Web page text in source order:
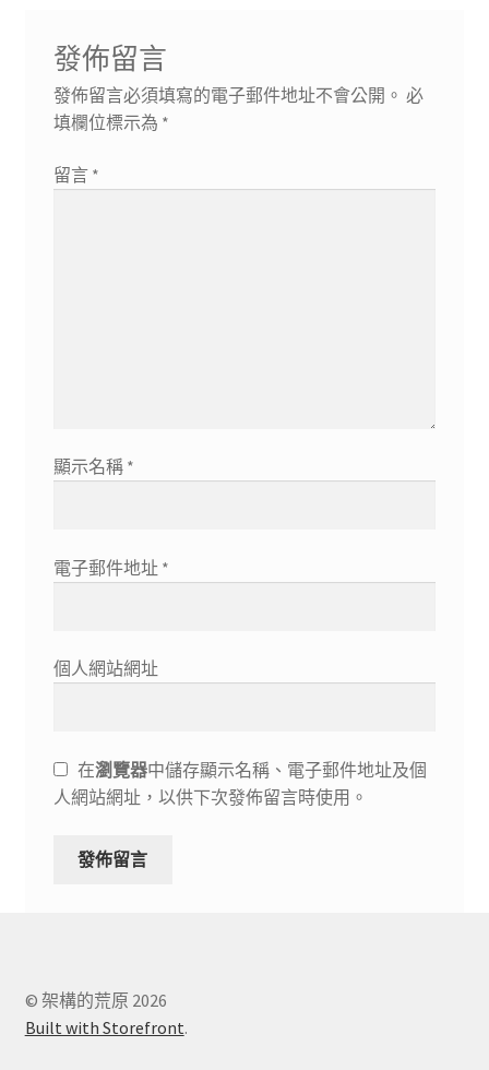
發佈留言
發佈留言必須填寫的電子郵件地址不會公開。 必
填欄位標示為 *
留言 *
顯示名稱 *
電子郵件地址 *
個人網站網址
在瀏覽器中儲存顯示名稱、電子郵件地址及個
人網站網址，以供下次發佈留言時使用。
© 架構的荒原 2026
Built with Storefront.